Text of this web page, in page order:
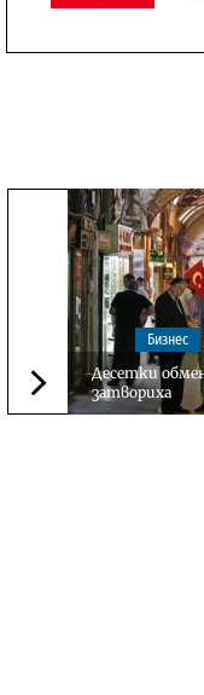
Следваща
Бизнес
Десетки
затвориха